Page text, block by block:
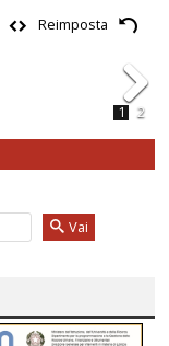
Reimposta
1 2
Next
Vai